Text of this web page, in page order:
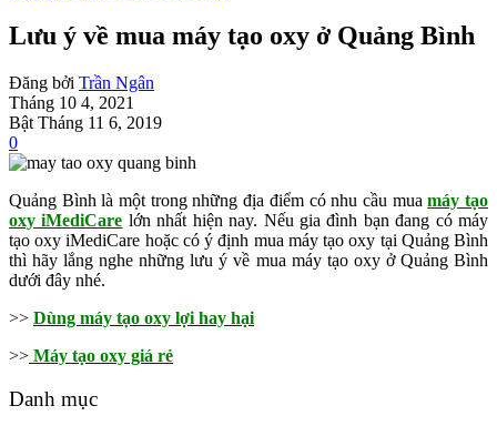
Lưu ý về mua máy tạo oxy ở Quảng Bình
Đăng bởi Trần Ngân
Tháng 10 4, 2021
Bật Tháng 11 6, 2019
0
Quảng Bình là một trong những địa điểm có nhu cầu muamáy tạo
oxy iMediCare lớn nhất hiện nay. Nếu gia đình bạn đang có máy
tạo oxy iMediCare hoặc có ý định mua máy tạo oxy tại Quảng Bình
thì hãy lắng nghe những lưu ý về mua máy tạo oxy ở Quảng Bình
dưới đây nhé.
>> Dùng máy tạo oxy lợi hay hại
>> Máy tạo oxy giá rẻ
Danh mục